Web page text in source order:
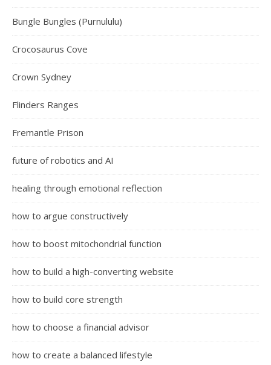
Bungle Bungles (Purnululu)
Crocosaurus Cove
Crown Sydney
Flinders Ranges
Fremantle Prison
future of robotics and AI
healing through emotional reflection
how to argue constructively
how to boost mitochondrial function
how to build a high-converting website
how to build core strength
how to choose a financial advisor
how to create a balanced lifestyle